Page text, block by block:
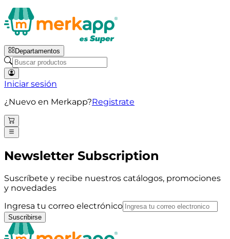
Departamentos
Iniciar sesión
¿Nuevo en Merkapp?Registrate
Newsletter Subscription
Suscríbete y recibe nuestros catálogos, promociones
y novedades
Ingresa tu correo electrónico
Suscribirse